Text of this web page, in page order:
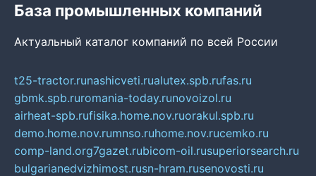
База промышленных компаний
Актуальный каталог компаний по всей России
t25-tractor.runashicveti.rualutex.spb.rufas.ru
gbmk.spb.ruromania-today.runovoizol.ru
airheat-spb.rufisika.home.nov.ruorakul.spb.ru
demo.home.nov.rumnso.ruhome.nov.rucemko.ru
comp-land.org7gazet.rubicom-oil.rusuperiorsearch.ru
bulgarianedvizhimost.rusn-hram.rusenovosti.ru